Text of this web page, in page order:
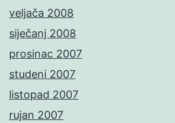
veljača 2008
siječanj 2008
prosinac 2007
studeni 2007
listopad 2007
rujan 2007